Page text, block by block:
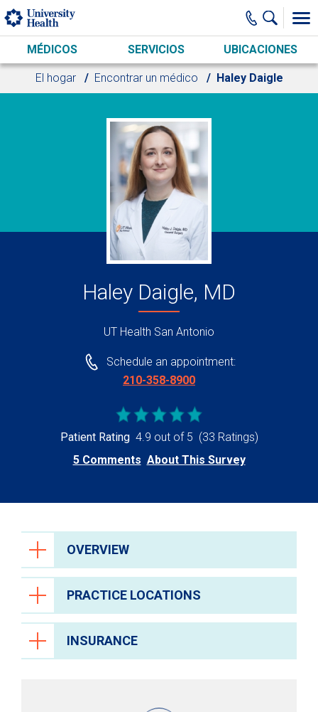
Skip to main content
MÉDICOS SERVICIOS UBICACIONES
El hogar Encontrar un médico Haley Daigle
Haley Daigle, MD
UT Health San Antonio
Schedule an appointment:
210-358-8900
Patient Rating 4.9 out of 5 (33 Ratings)
5 Comments About This Survey
OVERVIEW
PRACTICE LOCATIONS
INSURANCE